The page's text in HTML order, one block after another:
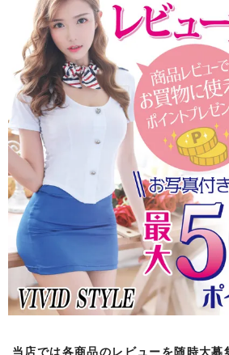
当店では各商品のレビューを随時大募